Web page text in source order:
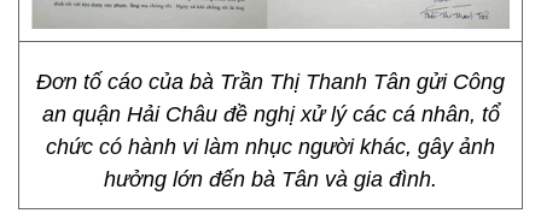
Đơn tố cáo của bà Trần Thị Thanh Tân gửi Công
an quận Hải Châu đề nghị xử lý các cá nhân, tổ
chức có hành vi làm nhục người khác, gây ảnh
hưởng lớn đến bà Tân và gia đình.